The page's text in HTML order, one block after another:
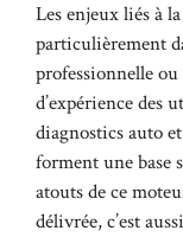
Les enjeux liés à la
particulièrement
professionnelle
d’expérience des
diagnostics auto
forment une base
atouts de ce
délivrée, c’est